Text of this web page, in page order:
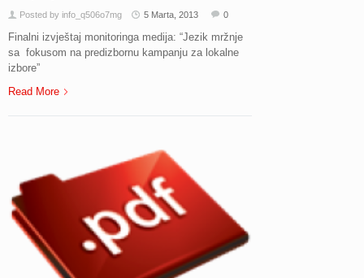
Posted by info_q506o7mg 5 Marta, 2013 0
Finalni izvještaj monitoringa medija: “Jezik mržnje
sa fokusom na predizbornu kampanju za lokalne
izbore”
Read More